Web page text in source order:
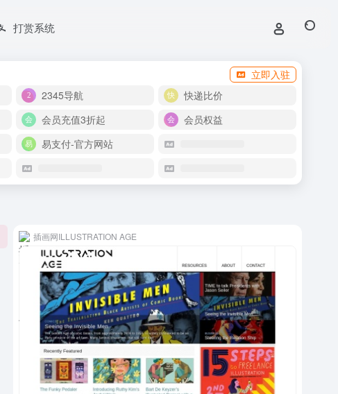
打赏系统
立即入驻
2345导航
快递比价
会员充值3折起
会员权益
易支付-官方网站
插画网ILLUSTRATION AGE